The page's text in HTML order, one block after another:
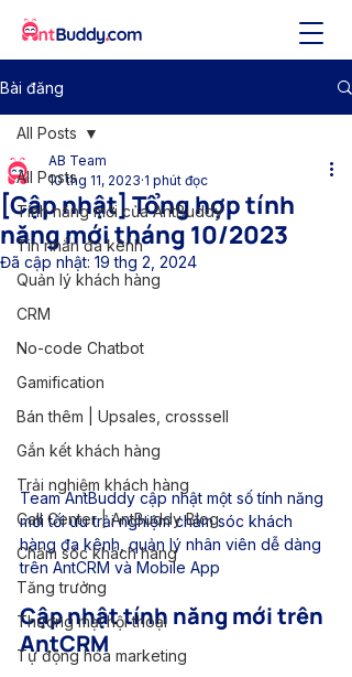
Bài đăng
All Posts
Tính năng mới của AntBuddy
Tin nhắn đa kênh
Quản lý khách hàng
CRM
No-code Chatbot
Gamification
Bán thêm | Upsales, crosssell
Gắn kết khách hàng
Trải nghiệm khách hàng
Call Center | AntBuddy Blog
Chăm sóc khách hàng
Tăng trưởng
Thương mại hội thoại
Tự động hóa marketing
All Posts
[Cập nhật] Tổng hợp tính
năng mới tháng 10/2023
AB Team
10 thg 11, 2023 1 phút đọc
Đã cập nhật: 19 thg 2, 2024
Team AntBuddy cập nhật một số tính năng
mới tối ưu trải nghiệm chăm sóc khách
hàng đa kênh, quản lý nhân viên dễ dàng
trên AntCRM và Mobile App
Cập nhật tính năng mới trên
AntCRM